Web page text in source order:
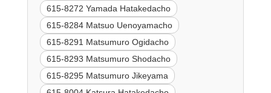
615-8272 Yamada Hatakedacho
615-8284 Matsuo Uenoyamacho
615-8291 Matsumuro Ogidacho
615-8293 Matsumuro Shodacho
615-8295 Matsumuro Jikeyama